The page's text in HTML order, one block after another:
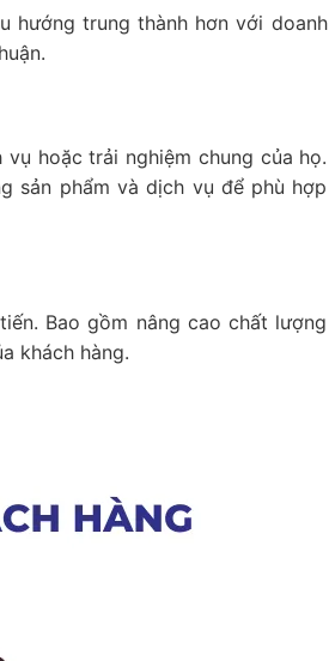
hướng trung thành hơn với doanh
hoặc trải nghiệm chung của họ.
sản phẩm và dịch vụ để phù hợp
Bao gồm nâng cao chất lượng
khách hàng.